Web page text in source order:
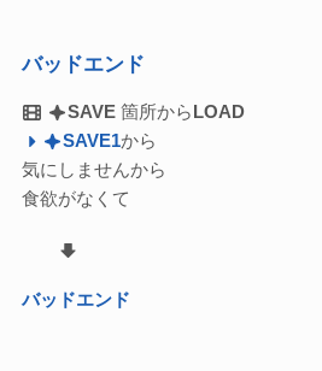
バッドエンド
SAVE 箇所から LOAD
SAVE1から
気にしませんから
食欲がなくて
バッドエンド